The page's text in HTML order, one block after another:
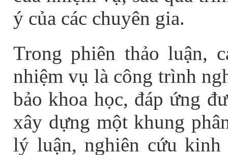
ý của các chuyên gia.
Trong phiên thảo luận,
nhiệm vụ là công trình
bảo khoa học, đáp ứng
xây dựng một khung
lý luận, nghiên cứu kinh